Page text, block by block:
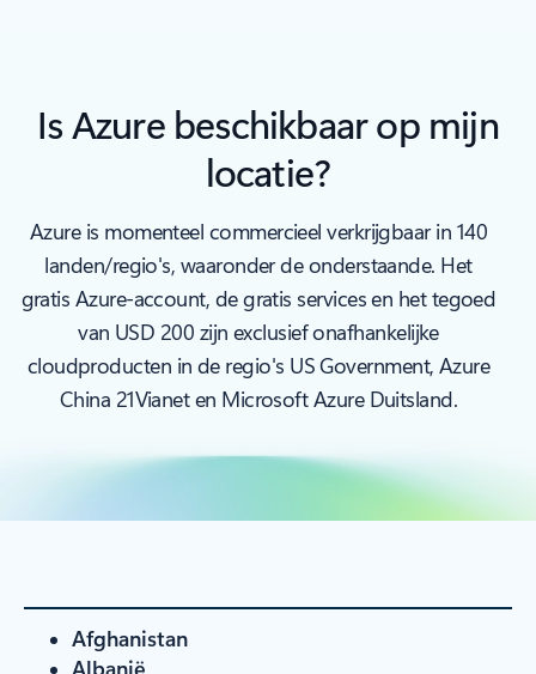
Is Azure beschikbaar op mijn
locatie?
Azure is momenteel commercieel verkrijgbaar in 140
landen/regio's, waaronder de onderstaande. Het
gratis Azure-account, de gratis services en het tegoed
van USD 200 zijn exclusief onafhankelijke
cloudproducten in de regio's US Government, Azure
China 21Vianet en Microsoft Azure Duitsland.
Afghanistan
Albanië